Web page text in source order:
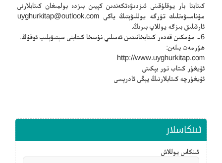
كىتابتا بار يوقلۇقىنى ئىزدىۋەتكەندىن كېيىن بىزدە بولمىغان كىتابلارنى
مۇناسىۋەتلىك تۈرگە يوللىۋېتىڭ ياكى uyghurkitap@outlook.com
ئارقىلىق بىزگە يوللاپ بىرىڭ.
6- مۇمكىن قەدەر كىتابخانىدىن ئەسلىي نۇسخا كىتابنى سېتىۋېلىپ ئوقۇڭ.
ھۆرمەت بىلەن:
http://www.uyghurkitap.com
ئۇيغۇر كىتاب تور بېكىتى
ئۇيغۇرچە كىتابلارنىڭ يېڭى ئادرېسى
ئىنكاسلار
ئىنكاس يوللاش